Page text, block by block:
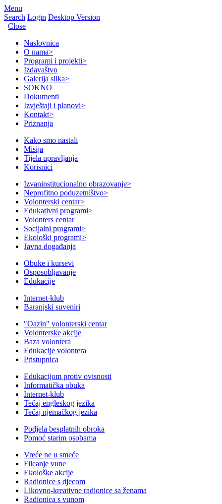
Menu
Search Login Desktop Version
Close
Naslovnica
O nama>
Programi i projekti>
Izdavaštvo
Galerija slika>
SOKNO
Dokumenti
Izvještaji i planovi>
Kontakt>
Priznanja
Kako smo nastali
Misija
Tijela upravljanja
Korisnici
Izvaninstitucionalno obrazovanje>
Neprofitno poduzetništvo>
Volonterski centar>
Edukativni programi>
Volonters centar
Socijalni programi>
Ekološki programi>
Javna događanja
Obuke i kursevi
Osposobljavanje
Edukacije
Internet-klub
Baranjski suveniri
"Oazin" volonterski centar
Volonterske akcije
Baza volontera
Edukacije volontera
Pristupnica
Edukacijom protiv ovisnosti
Informatička obuka
Internet-klub
Tečaj engleskog jezika
Tečaj njemačkog jezika
Podjela besplatnih obroka
Pomoć starim osobama
Vreće ne u smeće
Filcanje vune
Ekološke akcije
Radionice s djecom
Likovno-kreativne radionice sa ženama
Radionica s vunom